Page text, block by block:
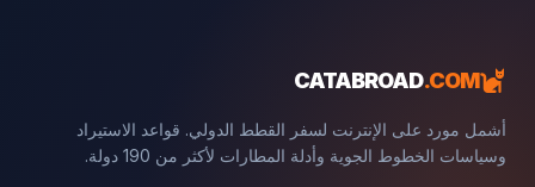
CATABROAD.COM
أشمل مورد على الإنترنت لسفر القطط الدولي. قواعد الاستيراد
وسياسات الخطوط الجوية وأدلة المطارات لأكثر من 190 دولة.